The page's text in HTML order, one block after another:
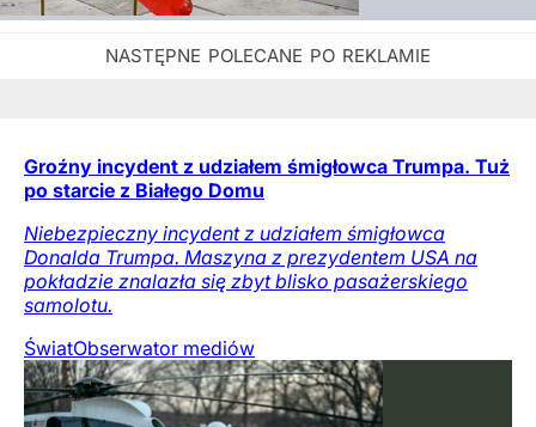
Groźny incydent z udziałem śmigłowca Trumpa. Tuż
po starcie z Białego Domu
Niebezpieczny incydent z udziałem śmigłowca
Donalda Trumpa. Maszyna z prezydentem USA na
pokładzie znalazła się zbyt blisko pasażerskiego
samolotu.
ŚwiatObserwator mediów